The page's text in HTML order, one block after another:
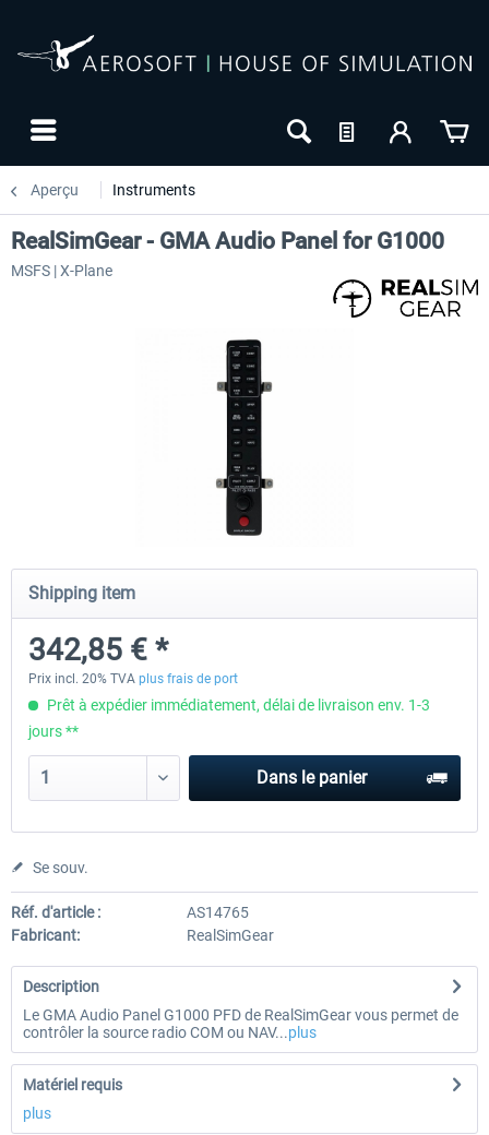
Aperçu Instruments
Honeycomb - Sierra TPM Module
251,08 € *
Yawman Arrow
RealSimGear - GMA Audio Panel for G1000
MSFS | X-Plane
Shipping item
342,85 € *
Prix incl. 20% TVA plus frais de port
Prêt à expédier immédiatement, délai de livraison env. 1-3
jours **
Dans le panier
Se souv.
Réf. d'article :
AS14765
Fabricant:
RealSimGear
Description
Le GMA Audio Panel G1000 PFD de RealSimGear vous permet de
contrôler la source radio COM ou NAV...plus
Matériel requis
plus